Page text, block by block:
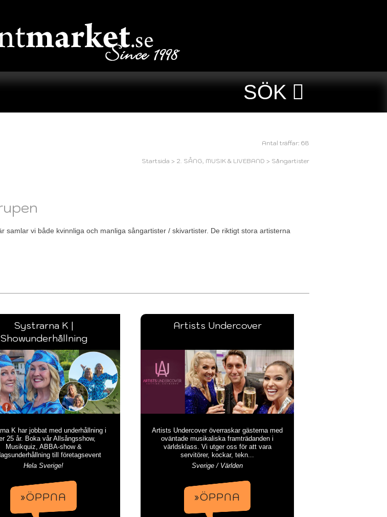
SÖK
Antal träffar: 68
Startsida > 2. SÅNG, MUSIK & LIVEBAND > Sångartister
samlar vi både kvinnliga och manliga sångartister / skivartister. De riktigt stora artisterna
Systrarna K |
Showunderhållning
K har jobbat med underhållning i
25 år. Boka vår Allsångsshow,
Musikquiz, ABBA-show &
till företagsevent
mm...
Hela Sverige!
»ÖPPNA
Artists Undercover
Artists Undercover överraskar gästerna med
oväntade musikaliska framträdanden i
världsklass. Vi utger oss för att vara
servitörer, kockar, tekn...
Sverige / Världen
»ÖPPNA